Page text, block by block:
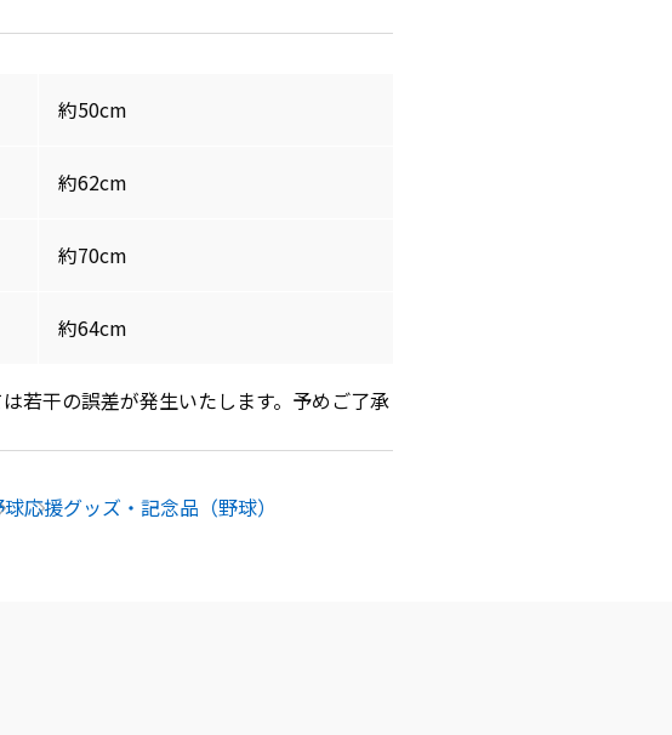
約50cm
約62cm
約70cm
約64cm
若干の誤差が発生いたします。予めご了承
応援グッズ・記念品（野球）